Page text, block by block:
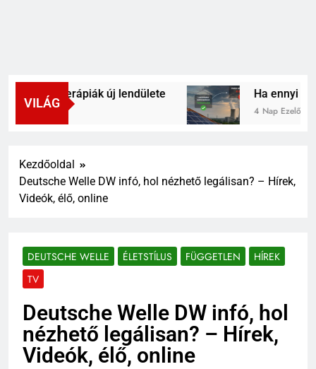
VILÁG
terápiák új lendülete Ha ennyi
4 Nap Ezelőtt
Kezdőoldal
Deutsche Welle DW infó, hol nézhető legálisan? – Hírek,
Videók, élő, online
DEUTSCHE WELLE ÉLETSTÍLUS FÜGGETLEN
HÍREK
TV
Deutsche Welle DW infó, hol
nézhető legálisan? – Hírek,
Videók, élő, online